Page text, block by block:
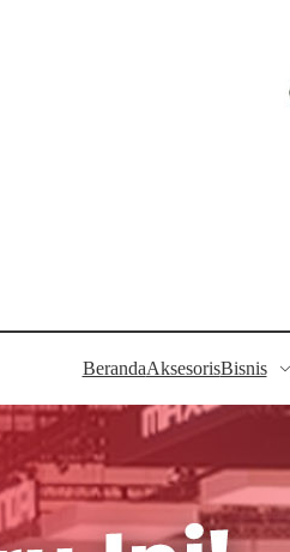
BerandaAksesorisBisnis